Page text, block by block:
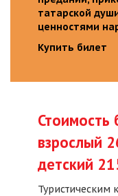
татарской
ценностями
Купить билет
Стоимость
взрослый
детский